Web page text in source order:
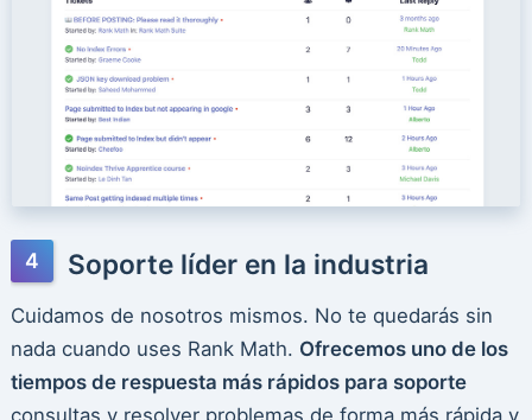
Soporte líder en la industria
Cuidamos de nosotros mismos. No te quedarás sin
nada cuando uses Rank Math. Ofrecemos uno de los
tiempos de respuesta más rápidos para soporte
consultas y resolver problemas de forma más rápida y